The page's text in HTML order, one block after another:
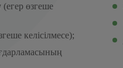
өзгеше
келісілмесе);